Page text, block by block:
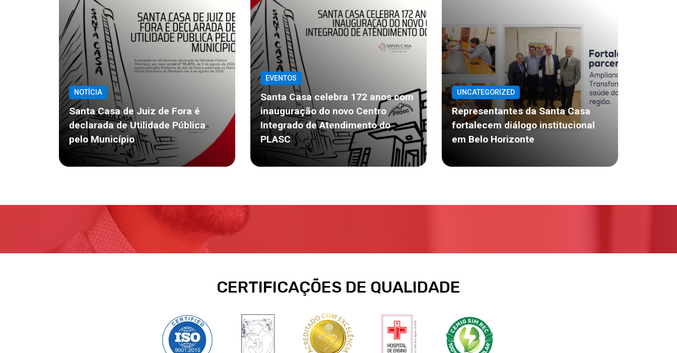
NOTÍCIA
Santa Casa de Juiz de Fora é
declarada de Utilidade Pública
pelo Município
EVENTOS
Santa Casa celebra 172 anos com
inauguração do novo Centro
Integrado de Atendimento do
PLASC
UNCATEGORIZED
Representantes da Santa Casa
fortalecem diálogo institucional
em Belo Horizonte
CERTIFICAÇÕES DE QUALIDADE